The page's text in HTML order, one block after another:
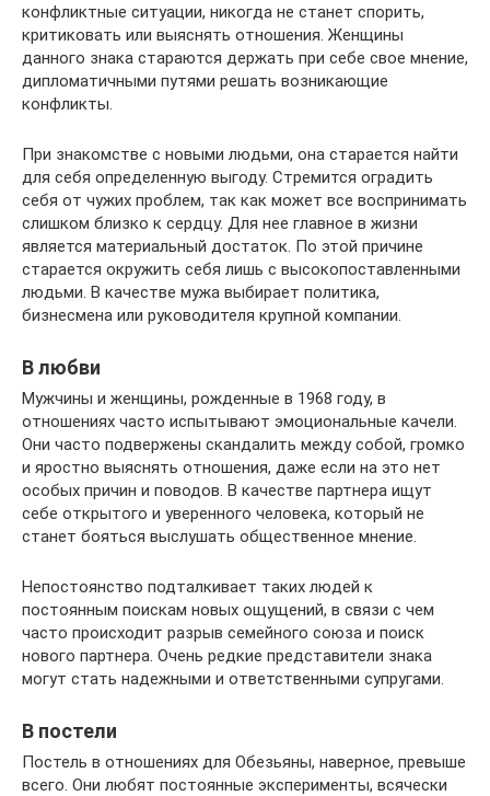
конфликтные ситуации, никогда не станет спорить,
критиковать или выяснять отношения. Женщины
данного знака стараются держать при себе свое мнение,
дипломатичными путями решать возникающие
конфликты.
При знакомстве с новыми людьми, она старается найти
для себя определенную выгоду. Стремится оградить
себя от чужих проблем, так как может все воспринимать
слишком близко к сердцу. Для нее главное в жизни
является материальный достаток. По этой причине
старается окружить себя лишь с высокопоставленными
людьми. В качестве мужа выбирает политика,
бизнесмена или руководителя крупной компании.
В любви
Мужчины и женщины, рожденные в 1968 году, в
отношениях часто испытывают эмоциональные качели.
Они часто подвержены скандалить между собой, громко
и яростно выяснять отношения, даже если на это нет
особых причин и поводов. В качестве партнера ищут
себе открытого и уверенного человека, который не
станет бояться выслушать общественное мнение.
Непостоянство подталкивает таких людей к
постоянным поискам новых ощущений, в связи с чем
часто происходит разрыв семейного союза и поиск
нового партнера. Очень редкие представители знака
могут стать надежными и ответственными супругами.
В постели
Постель в отношениях для Обезьяны, наверное, превыше
всего. Они любят постоянные эксперименты, всячески